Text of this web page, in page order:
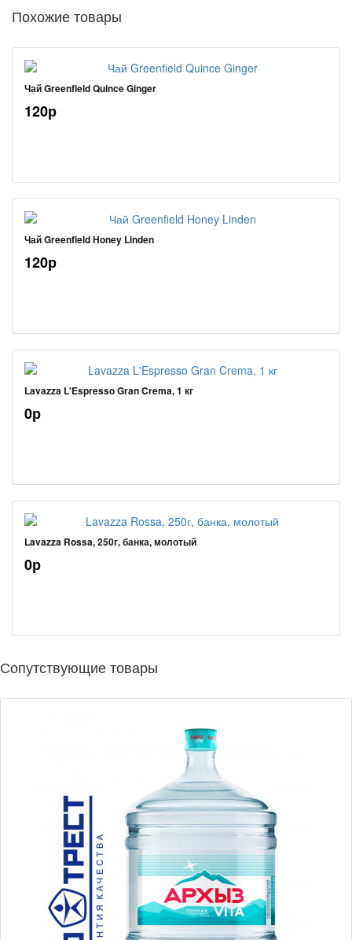
Похожие товары
Чай Greenfield Quince Ginger
120р
Чай Greenfield Honey Linden
120р
Lavazza L'Espresso Gran Crema, 1 кг
0р
Lavazza Rossa, 250г, банка, молотый
0р
Сопутствующие товары